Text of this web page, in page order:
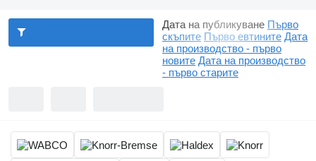
Дата на публикуване Първо
скъпите Първо евтините Дата
на производство - първо
новите Дата на производство
- първо старите